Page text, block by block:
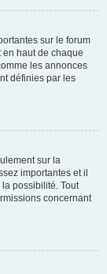
sur le forum
haut de chaque
les annonces
définies par les
sur la
importantes et il
possibilité. Tout
concernant